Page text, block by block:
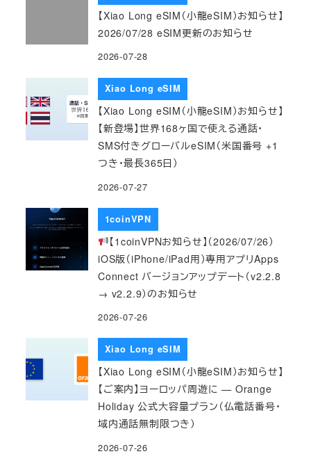
【Xiao Long eSIM（小龍eSIM）お知らせ】
2026/07/28 eSIM更新のお知らせ
2026-07-28
Xiao Long eSIM
【Xiao Long eSIM（小龍eSIM）お知らせ】
【新登場】世界168ヶ国で使える通話・
SMS付きグローバルeSIM（米国番号 +1
つき・最長365日）
2026-07-27
1coinVPN
【1coinVPNお知らせ】（2026/07/26）
iOS版（iPhone/iPad用）専用アプリApps
Connect バージョンアップデート（v2.2.8
→ v2.2.9）のお知らせ
2026-07-26
Xiao Long eSIM
【Xiao Long eSIM（小龍eSIM）お知らせ】
【ご案内】ヨーロッパ周遊に — Orange
Holiday 公式大容量プラン（仏電話番号・
域内通話無制限つき）
2026-07-26